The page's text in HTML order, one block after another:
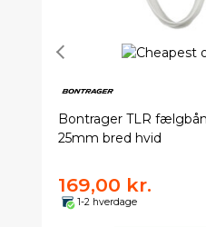
Bontrager TLR
25mm bred hvid
169,00 kr.
1-2 hverdage